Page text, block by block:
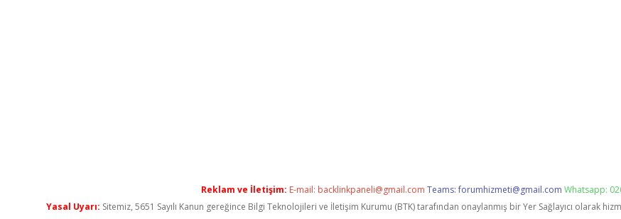
Reklam ve İletişim: E-mail: backlinkpaneli@gmail.com Teams:forumhizmeti@gmail.com Whatsapp:
Yasal Uyarı: Sitemiz, 5651 Sayılı Kanun gereğince Bilgi Teknolojileri ve İletişim Kurumu (BTK) tarafından onaylanmış bir Yer Sağlayıcı